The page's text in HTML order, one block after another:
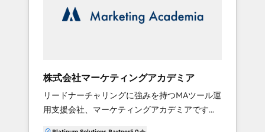
まで蓄積したノウハウを積極的にお届けしてお
一気通貫で支援しています。 私たちの強みは、
単に「機能要件」をHubSpotに反映させるだけ
とです。 特に以下のような課題に対して、戦略
策定から実行・運用定着まで一社一社に合わせ
て並走いたします。 ●リード獲得・商談化に向
けたMA/SFA活用とスコアリング設計 ●顧客デ
株式会社マーケティングアカデミア
リードナーチャリングに強みを持つMAツール運
用支援会社、マーケティングアカデミアです。